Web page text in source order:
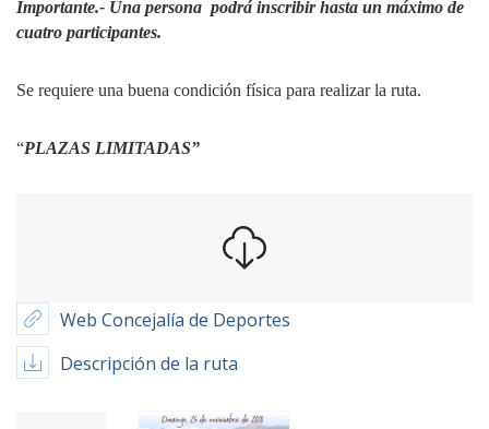
Importante.- Una persona podrá inscribir hasta un máximo de
cuatro participantes.
Se requiere una buena condición física para realizar la ruta.
“PLAZAS LIMITADAS”
Web Concejalía de Deportes
Descripción de la ruta